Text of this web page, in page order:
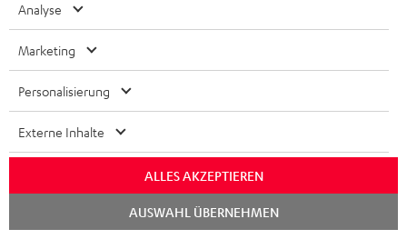
t
z
u
m
e
Active Mk3 25 (Stk.)
Safety Booklet: Stand-Lautsprecher UL 40 Active Mk3
25 (Stk.)
Bedienungsanleitung: Aktiv-Subwoofer S 6000 SW
Quick Start Guide: Aktiv-Subwoofer S 6000 SW
Analyse
Marketing
Personalisierung
Externe Inhalte
ALLES AKZEPTIEREN
AUSWAHL ÜBERNEHMEN